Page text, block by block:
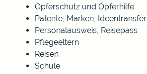
Opferschutz und Opferhilfe
Patente, Marken, Ideentransfer
Personalausweis, Reisepass
Pflegeeltern
Reisen
Schule